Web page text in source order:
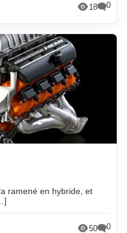
18 0
ramené en hybride, et
50 0